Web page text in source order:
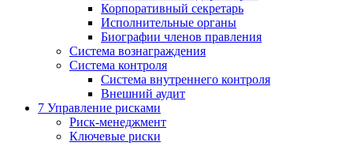
Корпоративный секретарь
Исполнительные органы
Биографии членов правления
Система вознаграждения
Система контроля
Система внутреннего контроля
Внешний аудит
7 Управление рисками
Риск-менеджмент
Ключевые риски